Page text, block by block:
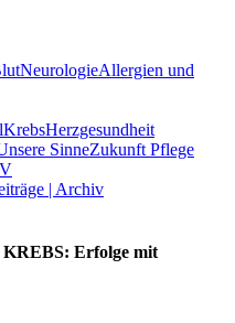
NeurologieAllergien und
KrebsHerzgesundheit
SinneZukunft Pflege
| Archiv
KREBS: Erfolge mit